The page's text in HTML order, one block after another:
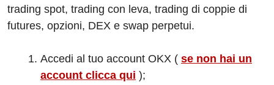
trading spot, trading con leva, trading di coppie di
futures, opzioni, DEX e swap perpetui.
Accedi al tuo account OKX ( se non hai un
account clicca qui );